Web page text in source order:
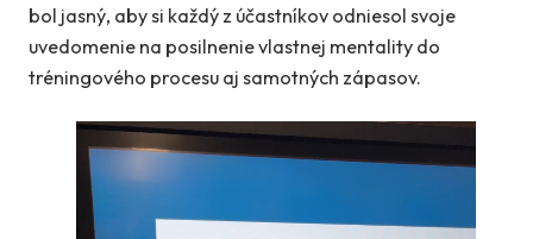
bol jasný, aby si každý z účastníkov odniesol svoje
uvedomenie na posilnenie vlastnej mentality do
tréningového procesu aj samotných zápasov.